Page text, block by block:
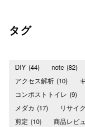
タグ
DIY (44) note (82)
アクセス解析 (10)
コンポストトイレ (9)
メダカ (17) リサイ
剪定 (10) 商品レビ